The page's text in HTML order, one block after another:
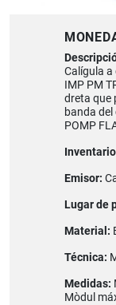
Calígula a
IMP PM
dreta que
banda del
POMP
Emisor:
Lugar de
Material:
Técnica:
Medidas:
Mòdul